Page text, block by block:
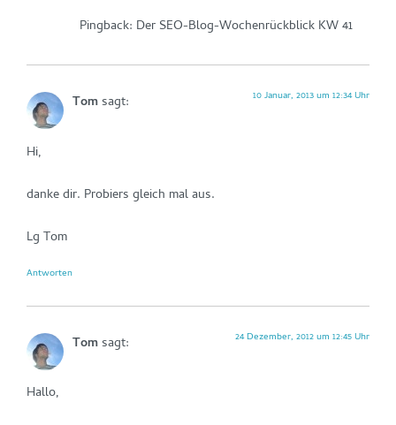
Pingback: Der SEO-Blog-Wochenrückblick KW 41
Tomsagt: 10 Januar, 2013 um 12:34 Uhr
Hi,
danke dir. Probiers gleich mal aus.
Lg Tom
Antworten
Tomsagt: 24 Dezember, 2012 um 12:45 Uhr
Hallo,